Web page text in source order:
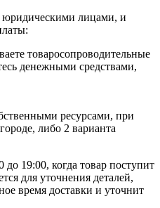
лицами, и
товаросопроводительные
денежными средствами,
ресурсами, при
либо 2 варианта
до 19:00, когда товар поступит
для уточнения деталей,
время доставки и уточнит